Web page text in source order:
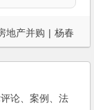
地产并购 | 杨春
论、案例、法